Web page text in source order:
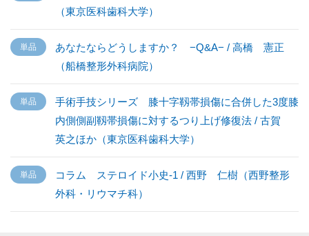
（東京医科歯科大学）
あなたならどうしますか？ −Q&A− / 高橋 憲正
（船橋整形外科病院）
手術手技シリーズ 膝十字靱帯損傷に合併した3度膝
内側側副靱帯損傷に対するつり上げ修復法 / 古賀
英之ほか（東京医科歯科大学）
コラム ステロイド小史-1 / 西野 仁樹（西野整形
外科・リウマチ科）